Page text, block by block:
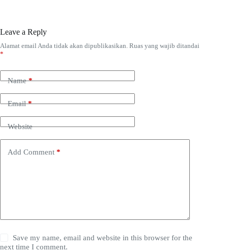
Leave a Reply
Alamat email Anda tidak akan dipublikasikan. Ruas yang wajib ditandai
*
Name*
Email*
Website
Add Comment *
Save my name, email and website in this browser for the
next time I comment.